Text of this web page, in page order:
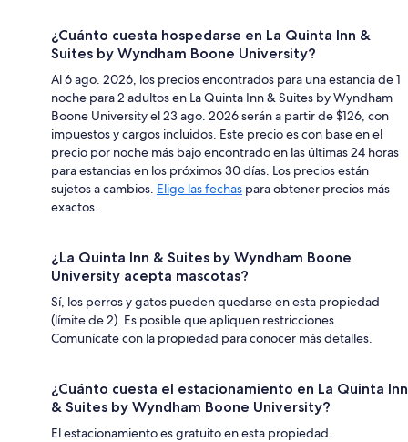
¿Cuánto cuesta hospedarse en La Quinta Inn &
Suites by Wyndham Boone University?
Al 6 ago. 2026, los precios encontrados para una estancia de 1
noche para 2 adultos en La Quinta Inn & Suites by Wyndham
Boone University el 23 ago. 2026 serán a partir de $126, con
impuestos y cargos incluidos. Este precio es con base en el
precio por noche más bajo encontrado en las últimas 24 horas
para estancias en los próximos 30 días. Los precios están
sujetos a cambios. Elige las fechas para obtener precios más
exactos.
¿La Quinta Inn & Suites by Wyndham Boone
University acepta mascotas?
Sí, los perros y gatos pueden quedarse en esta propiedad
(límite de 2). Es posible que apliquen restricciones.
Comunícate con la propiedad para conocer más detalles.
¿Cuánto cuesta el estacionamiento en La Quinta Inn
& Suites by Wyndham Boone University?
El estacionamiento es gratuito en esta propiedad.